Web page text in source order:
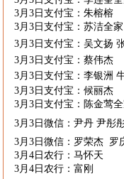
3月 3 日支付宝：朱榕榕
3月 3 日支付宝：苏洁全
3月 3 日支付宝：吴文扬
3月 3 日支付宝：蔡伟杰
3月 3 日支付宝：李银洲
3月 3 日支付宝：候丽杰
3月 3 日支付宝：陈金莺
3月 3 日微信：尹丹 尹彤
3月 3 日微信：罗荣杰 罗
3月 4 日农行：马怀天
3月 4 日农行：富刚